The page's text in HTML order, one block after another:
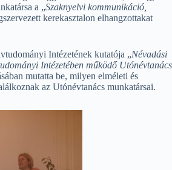
a „Szaknyelvi kommunikáció,
kerekasztalon elhangzottakat
Intézetének kutatója „Névadási
Intézetében működő Utónévtanács
mutatta be, milyen elméleti és
az Utónévtanács munkatársai.